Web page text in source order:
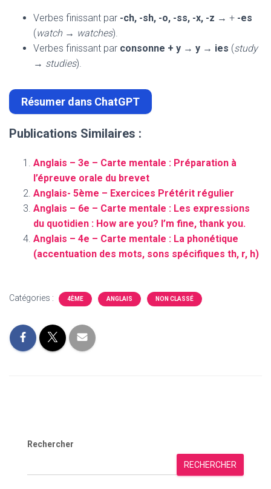
Verbes finissant par -ch, -sh, -o, -ss, -x, -z → + -es
(watch → watches).
Verbes finissant par consonne + y → y → ies (study
→ studies).
Résumer dans ChatGPT
Publications Similaires :
Anglais – 3e – Carte mentale : Préparation à
l’épreuve orale du brevet
Anglais- 5ème – Exercices Prétérit régulier
Anglais – 6e – Carte mentale : Les expressions
du quotidien : How are you? I’m fine, thank you.
Anglais – 4e – Carte mentale : La phonétique
(accentuation des mots, sons spécifiques th, r, h)
Catégories : 4ÈME ANGLAIS NON CLASSÉ
Rechercher
RECHERCHER